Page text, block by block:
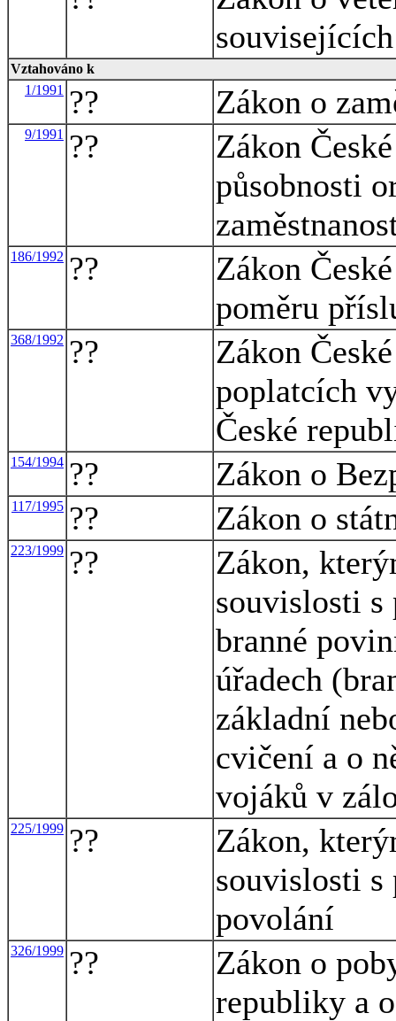
Vztahováno k
1/1991
?? Zákon o
9/1991 ??
Zákon
působnosti
186/1992 ??
Zákon
poměru
368/1992 ??
Zákon
poplatcích
České
154/1994 ?? Zákon o
117/1995 ?? Zákon o
223/1999 ??
Zákon,
souvislosti s
branné
úřadech
základní
cvičení a o
vojáků v
225/1999 ??
Zákon,
souvislosti
povolání
326/1999 ??
Zákon o
republiky a